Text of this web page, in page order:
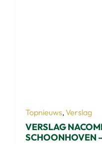
Topnieuws,Verslag
VERSLAG
SCHOONHOVEN